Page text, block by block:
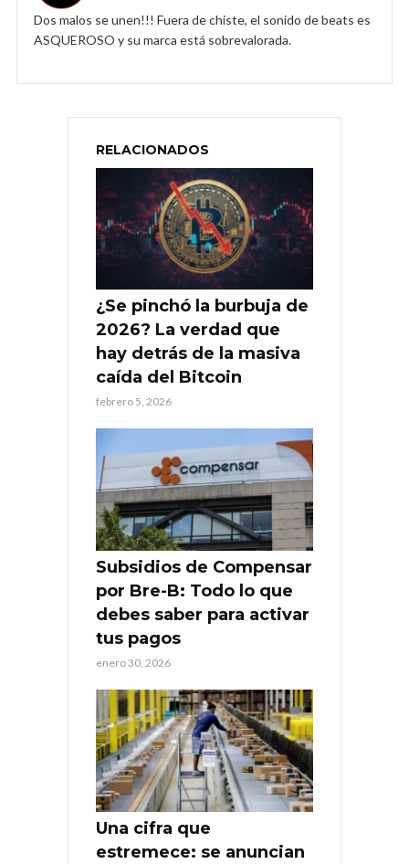
Dos malos se unen!!! Fuera de chiste, el sonido de beats es
ASQUEROSO y su marca está sobrevalorada.
RELACIONADOS
¿Se pinchó la burbuja de
2026? La verdad que
hay detrás de la masiva
caída del Bitcoin
febrero 5, 2026
Subsidios de Compensar
por Bre-B: Todo lo que
debes saber para activar
tus pagos
enero 30, 2026
Una cifra que
estremece: se anuncian